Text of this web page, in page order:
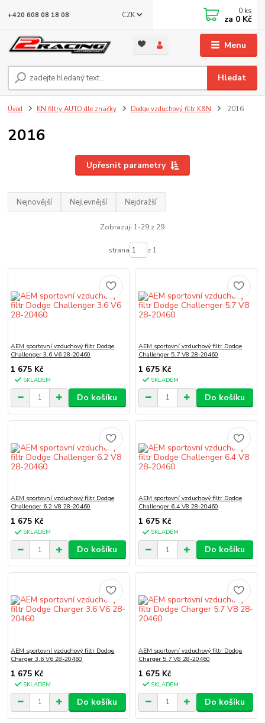
Menu
CZK
Hledat
+420 608 08 18 08 0 ks
za 0 Kč
Úvod KN filtry AUTO dle značky Dodge vzduchový filtr K&N 2016
2016
Upřesnit parametry
Nejnovější Nejlevnější Nejdražší
Zobrazuji 1-29 z 29
strana z 1
AEM sportovní vzduchový filtr Dodge
Challenger 3.6 V6 28-20460
1 675 Kč
SKLADEM
Do košíku
AEM sportovní vzduchový filtr Dodge
Challenger 5.7 V8 28-20460
1 675 Kč
SKLADEM
Do košíku
AEM sportovní vzduchový filtr Dodge
Challenger 6.2 V8 28-20460
1 675 Kč
SKLADEM
Do košíku
AEM sportovní vzduchový filtr Dodge
Challenger 6.4 V8 28-20460
1 675 Kč
SKLADEM
Do košíku
AEM sportovní vzduchový filtr Dodge
Charger 3.6 V6 28-20460
1 675 Kč
SKLADEM
Do košíku
AEM sportovní vzduchový filtr Dodge
Charger 5.7 V8 28-20460
1 675 Kč
SKLADEM
Do košíku